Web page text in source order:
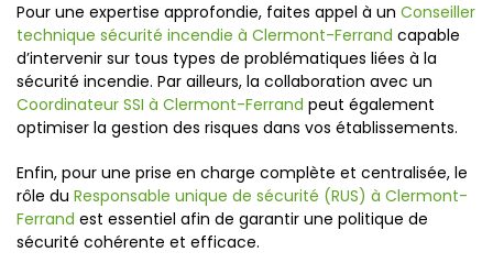
Pour une expertise approfondie, faites appel à un Conseiller
technique sécurité incendie à Clermont-Ferrand capable
d’intervenir sur tous types de problématiques liées à la
sécurité incendie. Par ailleurs, la collaboration avec un
Coordinateur SSI à Clermont-Ferrand peut également
optimiser la gestion des risques dans vos établissements.
Enfin, pour une prise en charge complète et centralisée, le
rôle du Responsable unique de sécurité (RUS) à Clermont-
Ferrand est essentiel afin de garantir une politique de
sécurité cohérente et efficace.